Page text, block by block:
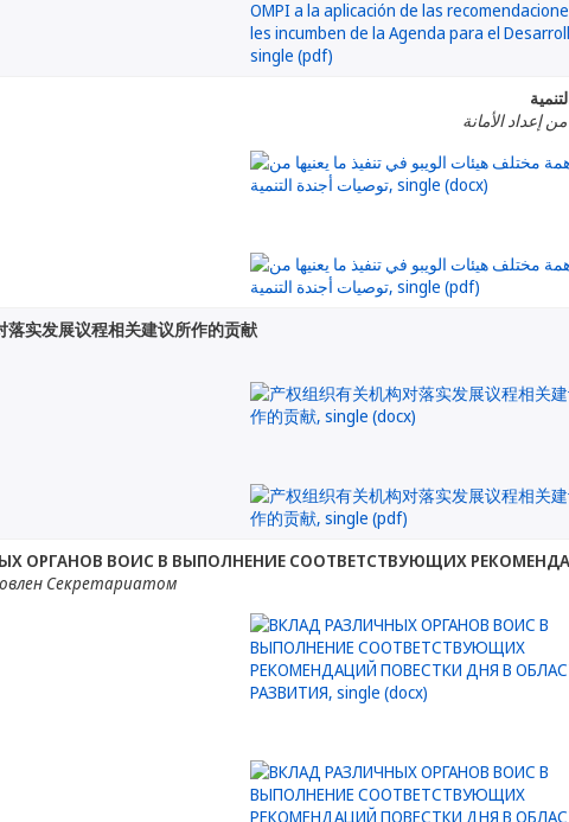
إعداد الأمانة
落实发展议程相关建议所作的贡献
ОРГАНОВ ВОИС В ВЫПОЛНЕНИЕ СООТВЕТСТВУЮЩИХ
Секретариатом